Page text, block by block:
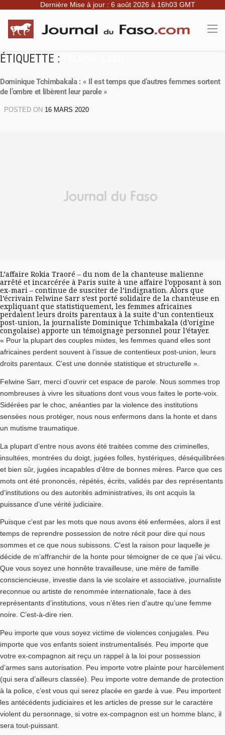
Dernière Mise à jour : 6 août 2026 à 16h03 GMT
ÉTIQUETTE :
Dominique Tchimbakala : « Il est temps que d’autres femmes sortent
de l’ombre et libèrent leur parole »
POSTED ON 16 MARS 2020
L’affaire Rokia Traoré – du nom de la chanteuse malienne
arrêté et incarcérée à Paris suite à une affaire l’opposant à son
ex-mari – continue de susciter de l’indignation. Alors que
l’écrivain Felwine Sarr s’est porté solidaire de la chanteuse en
expliquant que statistiquement, les femmes africaines
perdaient leurs droits parentaux à la suite d’un contentieux
post-union, la journaliste Dominique Tchimbakala (d’origine
congolaise) apporte un témoignage personnel pour l’étayer.
« Pour la plupart des couples mixtes, les femmes quand elles sont
africaines perdent souvent à l’issue de contentieux post-union, leurs
droits parentaux. C’est une donnée statistique et structurelle ».
Felwine Sarr, merci d’ouvrir cet espace de parole. Nous sommes trop
nombreuses à vivre les situations dont vous vous faites le porte-voix.
Sidérées par le choc, anéanties par la violence des institutions
sensées nous protéger, nous nous enfermons dans la honte et dans
un mutisme traumatique.
La plupart d’entre nous avons été traitées comme des criminelles,
insultées, montrées du doigt, jugées folles, hystériques, déséquilibrées
et bien sûr, jugées incapables d’être de bonnes mères. Parce que ces
mots ont été prononcés, répétés, écrits, validés par des représentants
d’institutions ou des autorités administratives, ils ont acquis la
puissance d’une vérité judiciaire.
Puisque c’est par les mots que nous avons été enfermées, alors il est
temps de reprendre possession de notre récit pour dire qui nous
sommes et ce que nous subissons. C’est la raison pour laquelle je
décide de m’affranchir de la honte pour témoigner de ce que j’ai vécu.
Que vous soyez une honnête travailleuse, une mère de famille
consciencieuse, investie dans la vie scolaire et associative, journaliste
reconnue ou artiste de renommée internationale, face à des
représentants d’institutions, vous n’êtes rien d’autre qu’une femme
noire. C’est-à-dire rien.
Peu importe que vous soyez victime de violences conjugales. Peu
importe que vos enfants soient instrumentalisés. Peu importe que
votre ex-compagnon ait reçu un rappel à la loi pour possession
d’armes sans autorisation. Peu importe votre plainte pour harcèlement
(qui sera d’ailleurs classée). Peu importe votre demande de protection
à la police, c’est vous qui serez placée en garde à vue. Peu importent
les antécédents judiciaires et les articles de presse sur le caractère
violent du personnage, si votre ex-compagnon est un homme blanc, il
sera tout-puissant.